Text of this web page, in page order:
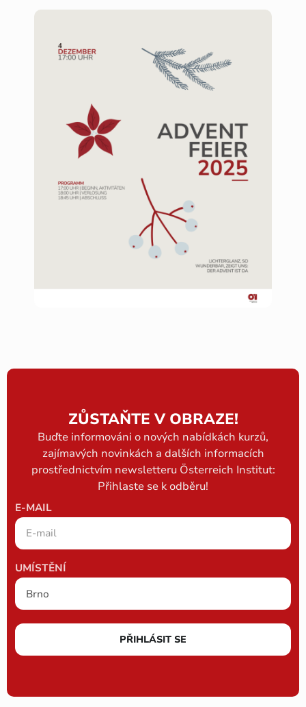
ZŮSTAŇTE V OBRAZE!
Buďte informováni o nových nabídkách kurzů,
zajímavých novinkách a dalších informacích
prostřednictvím newsletteru Österreich Institut:
Přihlaste se k odběru!
E-MAIL
UMÍSTĚNÍ
PŘIHLÁSIT SE